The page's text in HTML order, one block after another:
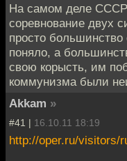
На самом деле СССР
соревнование двух
просто большинство
поняло, а
свою корысть, им
коммунизма были
Akkam »
#41 | 16.10.11 18:19
http://oper.ru/visitors/